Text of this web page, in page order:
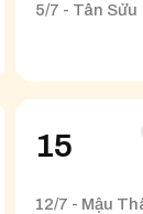
5/7 - Tân Sửu
15
12/7 - Mậu